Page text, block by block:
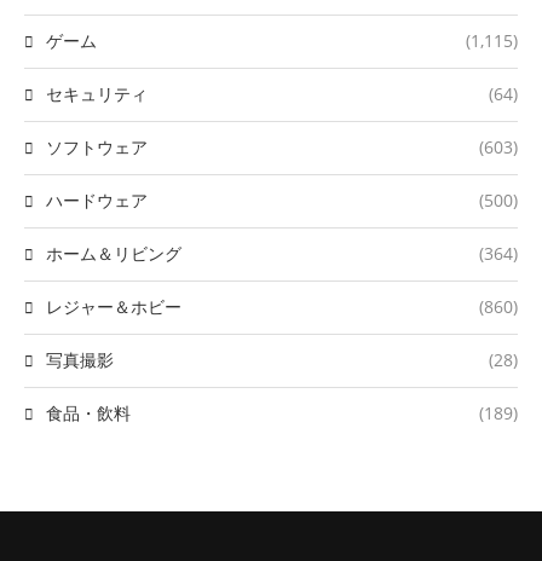
ゲーム (1,115)
セキュリティ (64)
ソフトウェア (603)
ハードウェア (500)
ホーム＆リビング (364)
レジャー＆ホビー (860)
写真撮影 (28)
食品・飲料 (189)